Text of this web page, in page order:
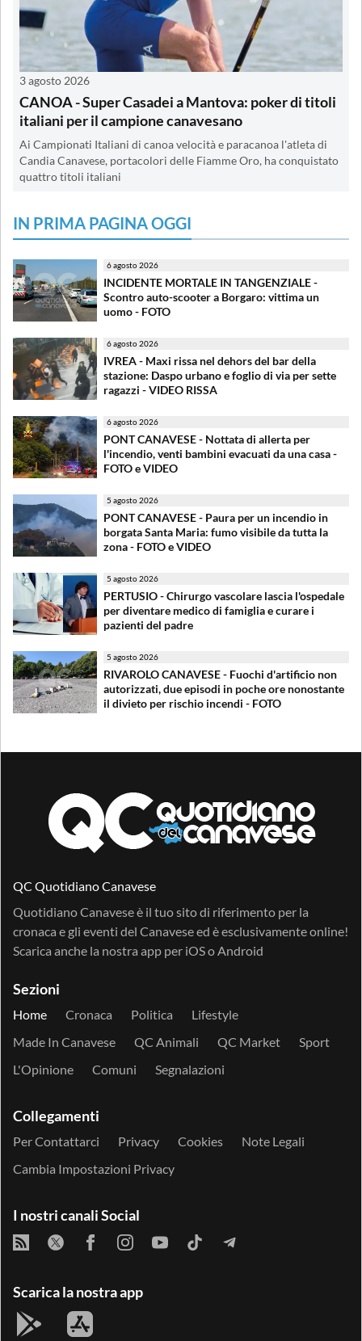
3 agosto 2026
CANOA - Super Casadei a Mantova: poker di titoli
italiani per il campione canavesano
Ai Campionati Italiani di canoa velocità e paracanoa l'atleta di
Candia Canavese, portacolori delle Fiamme Oro, ha conquistato
quattro titoli italiani
IN PRIMA PAGINA OGGI
6 agosto 2026
INCIDENTE MORTALE IN TANGENZIALE -
Scontro auto-scooter a Borgaro: vittima un
uomo - FOTO
6 agosto 2026
IVREA - Maxi rissa nel dehors del bar della
stazione: Daspo urbano e foglio di via per sette
ragazzi - VIDEO RISSA
6 agosto 2026
PONT CANAVESE - Nottata di allerta per
l'incendio, venti bambini evacuati da una casa -
FOTO e VIDEO
5 agosto 2026
PONT CANAVESE - Paura per un incendio in
borgata Santa Maria: fumo visibile da tutta la
zona - FOTO e VIDEO
5 agosto 2026
PERTUSIO - Chirurgo vascolare lascia l'ospedale
per diventare medico di famiglia e curare i
pazienti del padre
5 agosto 2026
RIVAROLO CANAVESE - Fuochi d'artificio non
autorizzati, due episodi in poche ore nonostante
il divieto per rischio incendi - FOTO
QC Quotidiano Canavese
Quotidiano Canavese è il tuo sito di riferimento per la
cronaca e gli eventi del Canavese ed è esclusivamente online!
Scarica anche la nostra app per iOSoAndroid
Sezioni
Home Cronaca Politica
Lifestyle
Made In Canavese
QC Animali QC Market
Sport
L'Opinione
Comuni Segnalazioni
Collegamenti
Per Contattarci Privacy Cookies
Note Legali
Cambia Impostazioni Privacy
I nostri canali Social
Scarica la nostra app